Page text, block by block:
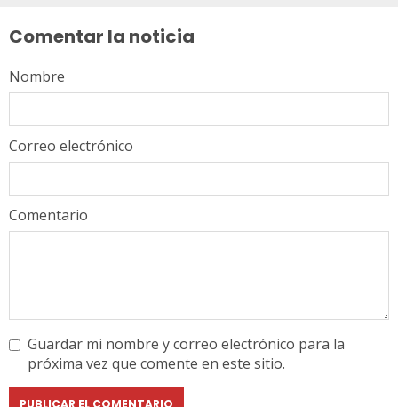
Comentar la noticia
Comentario
Nombre
Correo electrónico
Guardar mi nombre y correo electrónico para la
próxima vez que comente en este sitio.